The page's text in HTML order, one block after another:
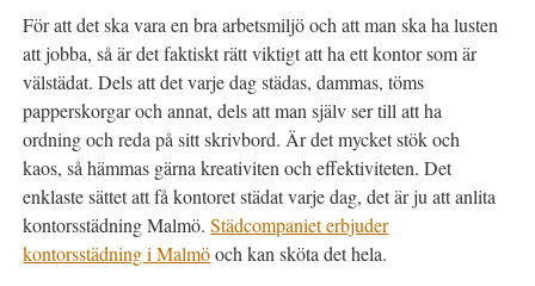
För att det ska vara en bra arbetsmiljö och att man ska ha lusten
att jobba, så är det faktiskt rätt viktigt att ha ett kontor som är
välstädat. Dels att det varje dag städas, dammas, töms
papperskorgar och annat, dels att man själv ser till att ha
ordning och reda på sitt skrivbord. Är det mycket stök och
kaos, så hämmas gärna kreativiten och effektiviteten. Det
enklaste sättet att få kontoret städat varje dag, det är ju att anlita
kontorsstädning Malmö.Städcompaniet erbjuder
kontorsstädning i Malmöoch kan sköta det hela.